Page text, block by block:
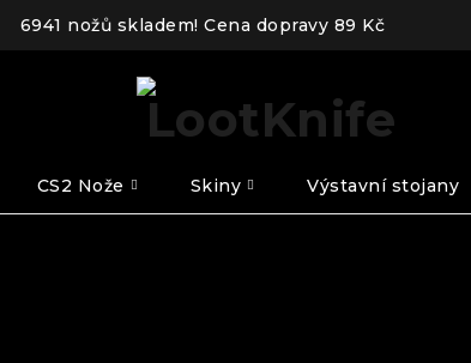
6941 nožů skladem! Cena dopravy 89 Kč
CS2 Nože Skiny Výstavní stojany